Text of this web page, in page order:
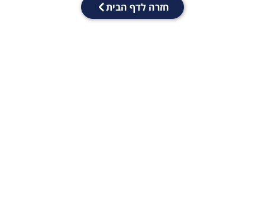
חזרה לדף הבית